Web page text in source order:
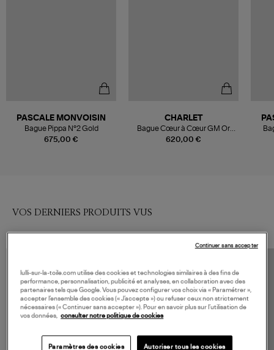
675,00 €
PASCALE MONVOISIN
Bague Pippa N°2 Gold
620,00 €
CHARLET
Bague Cœur à Cœur GM Or
Jaune
VOS DERNIERS PRODUITS VUS
lulli-sur-la-toile.com utilise des cookies et technologies similaires à des fins de
performance, personnalisation, publicité et analyses, en collaboration avec des
partenaires tels que Google. Vous pouvez configurer vos choix via « Paramétrer »,
accepter l’ensemble des cookies (« J’accepte ») ou refuser ceux non strictement
nécessaires (« Continuer sans accepter »). Pour en savoir plus sur l’utilisation de
vos données, consulter notre politique de cookies
Paramètres des cookies Autoriser tous les cookies
Continuer sans accepter